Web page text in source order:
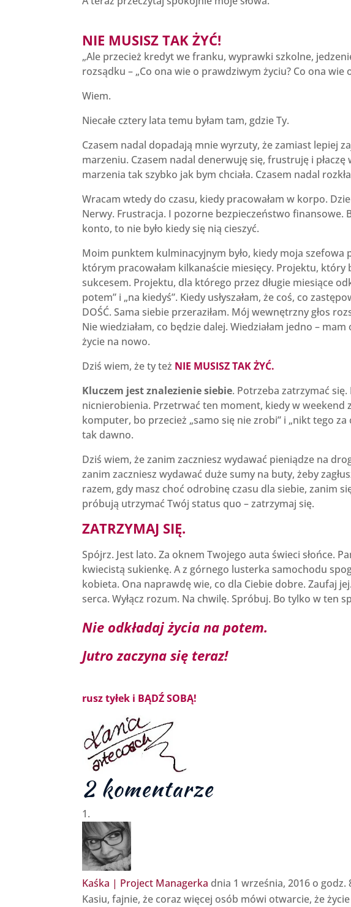
NIE MUSISZ TAK ŻYĆ!
„Ale przecież kredyt we franku, wyprawki szkolne,
rozsądku – „Co ona wie o prawdziwym życiu? Co ona wie
Wiem.
Niecałe cztery lata temu byłam tam, gdzie Ty.
Czasem nadal dopadają mnie wyrzuty, że zamiast lepiej
marzeniu. Czasem nadal denerwuję się, frustruję i
marzenia tak szybko jak bym chciała. Czasem nadal
Wracam wtedy do czasu, kiedy pracowałam w korpo.
Nerwy. Frustracja. I pozorne bezpieczeństwo finansowe.
konto, to nie było kiedy się nią cieszyć.
Moim punktem kulminacyjnym było, kiedy moja
którym pracowałam kilkanaście miesięcy. Projektu,
sukcesem. Projektu, dla którego przez długie miesiące
potem” i „na kiedyś”. Kiedy usłyszałam, że coś, co
DOŚĆ. Sama siebie przeraziłam. Mój wewnętrzny głos
Nie wiedziałam, co będzie dalej. Wiedziałam jedno –
życie na nowo.
Dziś wiem, że ty też NIE MUSISZ TAK ŻYĆ.
Kluczem jest znalezienie siebie. Potrzeba zatrzymać
nicnierobienia. Przetrwać ten moment, kiedy w weekend
komputer, bo przecież „samo się nie zrobi” i „nikt tego
tak dawno.
Dziś wiem, że zanim zaczniesz wydawać pieniądze na
zanim zaczniesz wydawać duże sumy na buty, żeby
razem, gdy masz choć odrobinę czasu dla siebie, zanim
próbują utrzymać Twój status quo – zatrzymaj się.
ZATRZYMAJ SIĘ.
Spójrz. Jest lato. Za oknem Twojego auta świeci słońce.
kwiecistą sukienkę. A z górnego lusterka samochodu
kobieta. Ona naprawdę wie, co dla Ciebie dobre. Zaufaj
serca. Wyłącz rozum. Na chwilę. Spróbuj. Bo tylko w ten
Nie odkładaj życia na potem.
Jutro zaczyna się teraz!
rusz tyłek i BĄDŹ SOBĄ!
2 komentarze
Kaśka | Project Managerka dnia 1 września, 2016 o godz.
Kasiu, fajnie, że coraz więcej osób mówi otwarcie, że